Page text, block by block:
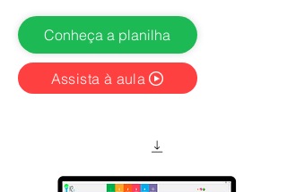
Conheça a planilha
Assista à aula